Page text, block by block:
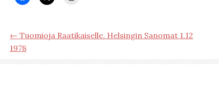
← Tuomioja Raatikaiselle. Helsingin Sanomat 1.12
1978